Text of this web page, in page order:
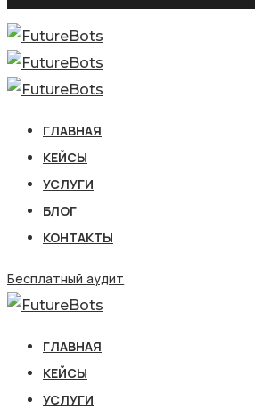
ГЛАВНАЯ
КЕЙСЫ
УСЛУГИ
БЛОГ
КОНТАКТЫ
Бесплатный аудит
ГЛАВНАЯ
КЕЙСЫ
УСЛУГИ